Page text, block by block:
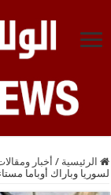
الرئيسية / أخبار
لسوريا وباراك أوباما